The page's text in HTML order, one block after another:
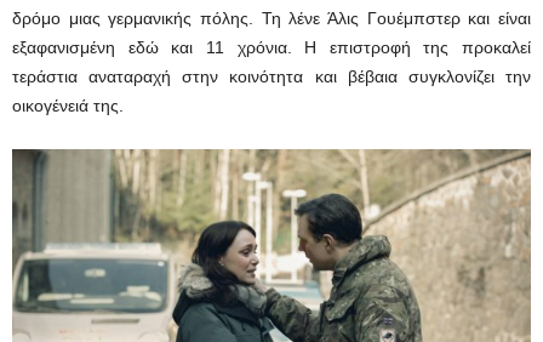
δρόμο μιας γερμανικής πόλης. Τη λένε Άλις Γουέμπστερ και είναι
εξαφανισμένη εδώ και 11 χρόνια. Η επιστροφή της προκαλεί
τεράστια αναταραχή στην κοινότητα και βέβαια συγκλονίζει την
οικογένειά της.